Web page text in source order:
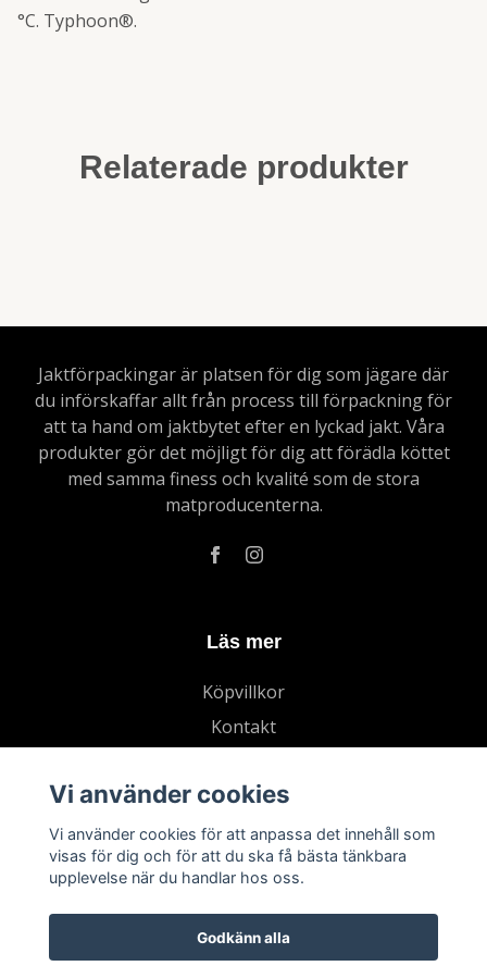
°C. Typhoon®.
Relaterade produkter
Jaktförpackingar är platsen för dig som jägare där
du införskaffar allt från process till förpackning för
att ta hand om jaktbytet efter en lyckad jakt. Våra
produkter gör det möjligt för dig att förädla köttet
med samma finess och kvalité som de stora
matproducenterna.
Läs mer
Köpvillkor
Kontakt
Vi använder cookies
Vi använder cookies för att anpassa det innehåll som
visas för dig och för att du ska få bästa tänkbara
upplevelse när du handlar hos oss.
Godkänn alla